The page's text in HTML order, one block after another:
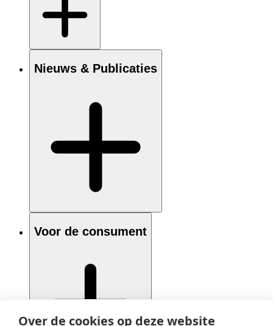
Over de cookies op deze website
Nieuws & Publicaties
Voor de consument